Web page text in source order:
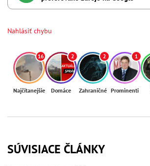
Nahlásiť chybu
16
Najčítanejšie
2
Domáce
2
Zahraničné
1
Prominenti
SÚVISIACE ČLÁNKY